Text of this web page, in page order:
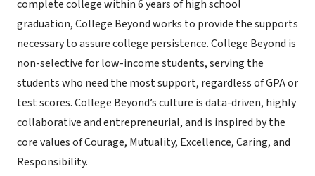
complete college within 6 years of high school
graduation, College Beyond works to provide the supports
necessary to assure college persistence. College Beyond is
non-selective for low-income students, serving the
students who need the most support, regardless of GPA or
test scores. College Beyond’s culture is data-driven, highly
collaborative and entrepreneurial, and is inspired by the
core values of Courage, Mutuality, Excellence, Caring, and
Responsibility.